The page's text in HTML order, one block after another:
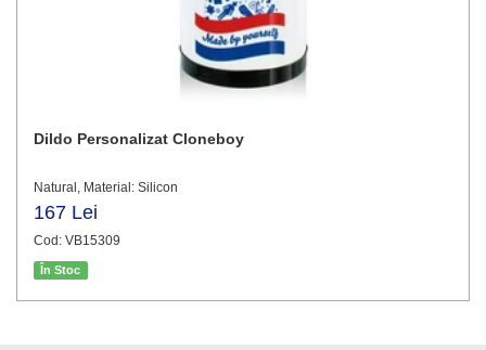
Dildo Personalizat Cloneboy
Natural, Material: Silicon
167 Lei
Cod: VB15309
În Stoc